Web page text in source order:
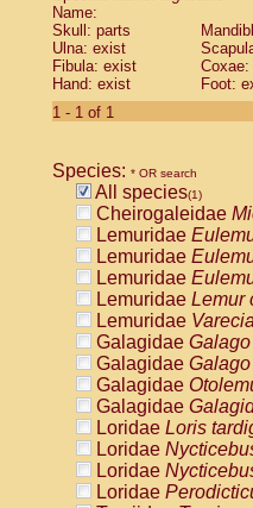
CebidaeSaguinus
Cebidae
Cebidae
Cebidae
Cebidae
Cebidae
CebidaeCebus
CebidaeCebus
CebidaeCebus
CebidaeSaimiri
CebidaeSaimiri
AtelidaeAlouatta
AtelidaeAlouatta
AtelidaeAlouatta
AtelidaeAlouatta
AtelidaeAteles
AtelidaeAteles
AtelidaeAteles
AtelidaeAteles
Atelidae
AtelidaeLagothrix
Pitheciidae
Name:
Skull: parts
Ulna: exist
Fibula: exist
Hand: exist
Foot:
1 - 1 of 1
Species: * OR search
All species(1)
Cheirogaleidae
Lemuridae
Lemuridae
Lemuridae
Lemuridae Lemur
Lemuridae
Galagidae
Galagidae
Galagidae
Galagidae
Loridae Loris
Loridae
Loridae
Loridae